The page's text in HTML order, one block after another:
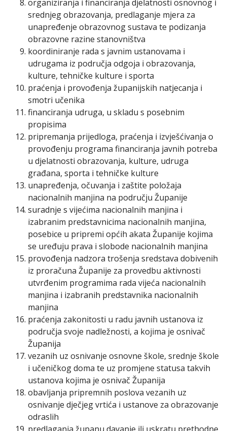
organiziranja i financiranja djelatnosti osnovnog i
srednjeg obrazovanja, predlaganje mjera za
unapređenje obrazovnog sustava te podizanja
obrazovne razine stanovništva
koordiniranje rada s javnim ustanovama i
udrugama iz područja odgoja i obrazovanja,
kulture, tehničke kulture i sporta
praćenja i provođenja županijskih natjecanja i
smotri učenika
financiranja udruga, u skladu s posebnim
propisima
pripremanja prijedloga, praćenja i izvješćivanja o
provođenju programa financiranja javnih potreba
u djelatnosti obrazovanja, kulture, udruga
građana, sporta i tehničke kulture
unapređenja, očuvanja i zaštite položaja
nacionalnih manjina na području Županije
suradnje s vijećima nacionalnih manjina i
izabranim predstavnicima nacionalnih manjina,
posebice u pripremi općih akata Županije kojima
se uređuju prava i slobode nacionalnih manjina
provođenja nadzora trošenja sredstava dobivenih
iz proračuna Županije za provedbu aktivnosti
utvrđenim programima rada vijeća nacionalnih
manjina i izabranih predstavnika nacionalnih
manjina
praćenja zakonitosti u radu javnih ustanova iz
područja svoje nadležnosti, a kojima je osnivač
Županija
vezanih uz osnivanje osnovne škole, srednje škole
i učeničkog doma te uz promjene statusa takvih
ustanova kojima je osnivač Županija
obavljanja pripremnih poslova vezanih uz
osnivanje dječjeg vrtića i ustanove za obrazovanje
odraslih